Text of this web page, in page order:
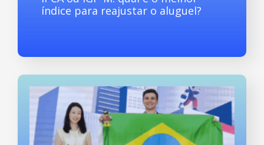
índice para reajustar o aluguel?